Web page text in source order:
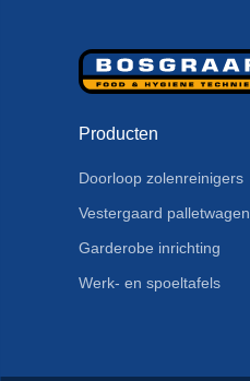
Producten
Doorloop zolenreinigers
Vestergaard palletwagen
Garderobe inrichting
Werk- en spoeltafels